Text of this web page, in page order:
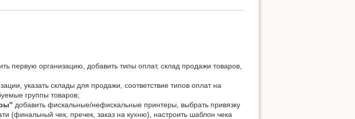
первую организацию, добавить типы оплат, склад продажи товаров,
указать склады для продажи, соответствие типов оплат на
группы товаров;
добавить фискальные/нефискальные принтеры, выбрать привязку
(финальный чек, пречек, заказ на кухню), настроить шаблон чека